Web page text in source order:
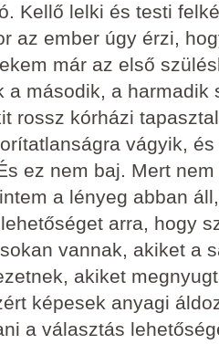
Kellő lelki és testi
az ember úgy érzi,
már az első
a második, a harmadik
rossz kórházi
vágyik,
ez nem baj. Mert
a lényeg abban
arra, hogy
vannak, akiket a
akiket
képesek anyagi
a választás